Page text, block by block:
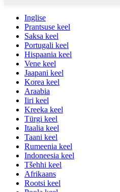
Inglise
Prantsuse keel
Saksa keel
Portugali keel
Hispaania keel
Vene keel
Jaapani keel
Korea keel
Araabia
Iiri keel
Kreeka keel
Türgi keel
Itaalia keel
Taani keel
Rumeenia keel
Indoneesia keel
Tšehhi keel
Afrikaans
Rootsi keel